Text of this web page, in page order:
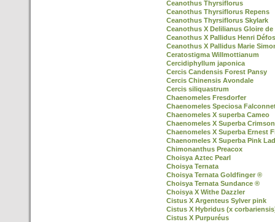
Ceanothus Thyrsiflorus
Ceanothus Thyrsiflorus Repens
Ceanothus Thyrsiflorus Skylark
Ceanothus X Delilianus Gloire de
Ceanothus X Pallidus Henri
Ceanothus X Pallidus Marie
Ceratostigma Willmottianum
Cercidiphyllum japonica
Cercis Candensis Forest Pansy
Cercis Chinensis Avondale
Cercis siliquastrum
Chaenomeles Fresdorfer
Chaenomeles Speciosa
Chaenomeles X superba Cameo
Chaenomeles X Superba
Chaenomeles X Superba Ernest
Chaenomeles X Superba Pink
Chimonanthus Preacox
Choisya Aztec Pearl
Choisya Ternata
Choisya Ternata Goldfinger ®
Choisya Ternata Sundance ®
Choisya X Withe Dazzler
Cistus X Argenteus Sylver pink
Cistus X Hybridus (x
Cistus X Purpuréus